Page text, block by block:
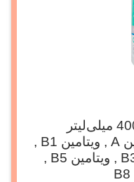
عصاره/ ویتامین: ویتامین A , ویتامین B1 ,
ویتامین E , ویتامین B3 , ویتامین B5 ,